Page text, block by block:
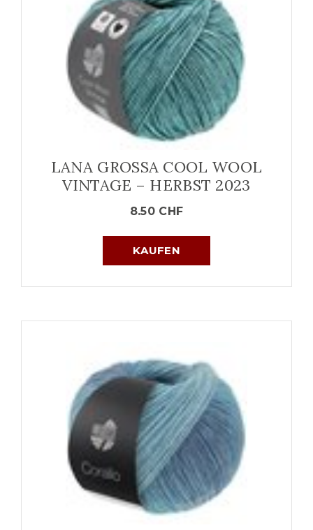
LANA GROSSA COOL WOOL
VINTAGE – HERBST 2023
8.50 CHF
KAUFEN